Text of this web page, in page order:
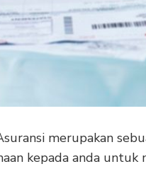
merupakan
kepada anda